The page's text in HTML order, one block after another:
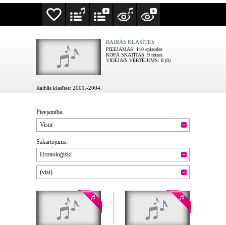
RAIBĀS KLASĪTES
PIEEJAMAS: 110 epizodes
KOPĀ SKATĪTAS: 9 reizes
VIDĒJAIS VĒRTĒJUMS: 0 (0)
Raibās klasītes: 2001.-2004.
Pieejamība:
Visur
Sakārtojums:
Hronoloģiski
(visi)